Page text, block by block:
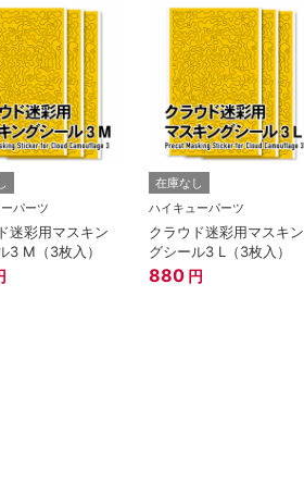
パーツ
迷彩用マスキン
3 M（3枚入）
在庫なし
ハイキューパーツ
クラウド迷彩用マスキン
グシール3 L（3枚入）
880 円